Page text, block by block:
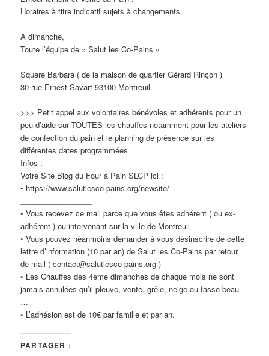
Horaires à titre indicatif sujets à changements
A dimanche,
Toute l’équipe de » Salut les Co-Pains «
Square Barbara ( de la maison de quartier Gérard Rinçon )
30 rue Ernest Savart 93100 Montreuil
>>> Petit appel aux volontaires bénévoles et adhérents pour un
peu d’aide sur TOUTES les chauffes notamment pour les ateliers
de confection du pain et le planning de présence sur les
différentes dates programmées
Infos :
Votre Site Blog du Four à Pain SLCP ici :
• https://www.salutlesco-pains.org/newsite/
• Vous recevez ce mail parce que vous êtes adhérent ( ou ex-
adhérent ) ou intervenant sur la ville de Montreuil
• Vous pouvez néanmoins demander à vous désinscrire de cette
lettre d’information (10 par an) de Salut les Co-Pains par retour
de mail ( contact@salutlesco-pains.org )
• Les Chauffes des 4eme dimanches de chaque mois ne sont
jamais annulées qu’il pleuve, vente, grêle, neige ou fasse beau
…
• L’adhésion est de 10€ par famille et par an.
PARTAGER :